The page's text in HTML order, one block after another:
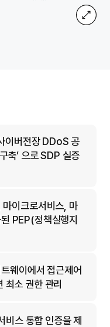
이버전장 DDoS 공
축’ 으로 SDP 실증
이크로서비스, 마
PEP(정책실행지
웨이에서 접근제어
최소 권한 관리
스 통합 인증을 제